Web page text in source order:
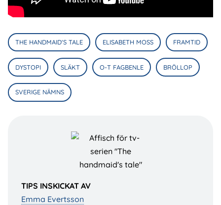
THE HANDMAID'S TALE ELISABETH MOSS FRAMTID
DYSTOPI SLÄKT O-T FAGBENLE BRÖLLOP
SVERIGE NÄMNS
TIPS INSKICKAT AV
Emma Evertsson